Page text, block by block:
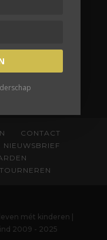
CONTACT
NIEUWSBRIEF
mét kinderen |
2009 - 2025